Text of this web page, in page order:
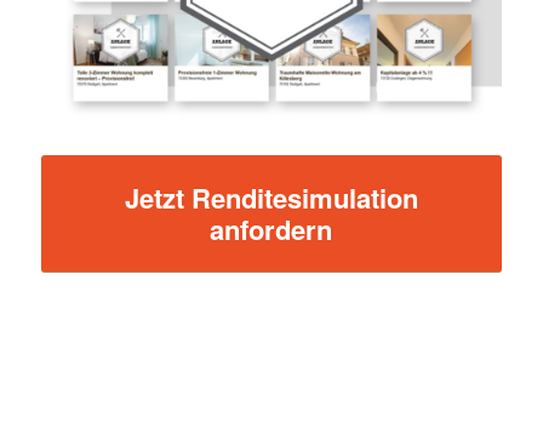
Jetzt Renditesimulation
anfordern